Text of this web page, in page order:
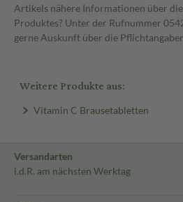
Artikels nähere Informationen über
Produktes? Unter der Rufnummer
gerne Auskunft über die
Weitere Produkte aus:
Vitamin C Brausetabletten
Versandarten
i.d.R. am nächsten Werktag